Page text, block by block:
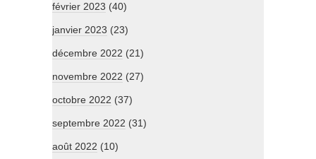
février 2023 (40)
janvier 2023 (23)
décembre 2022 (21)
novembre 2022 (27)
octobre 2022 (37)
septembre 2022 (31)
août 2022 (10)